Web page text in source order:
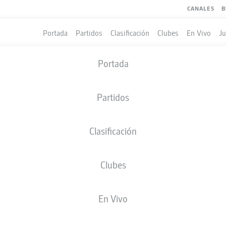
CANALES
Portada Partidos Clasificación Clubes En Vivo
Portada
Partidos
Clasificación
Clubes
En Vivo